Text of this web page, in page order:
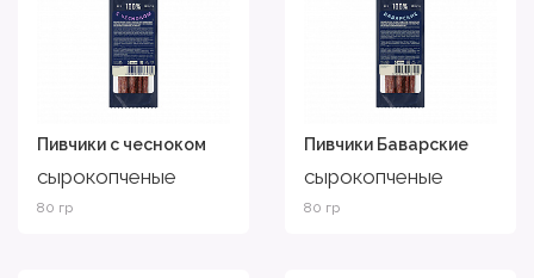
Пивчики с чесноком
сырокопченые
80 гр
Пивчики Баварские
сырокопченые
80 гр